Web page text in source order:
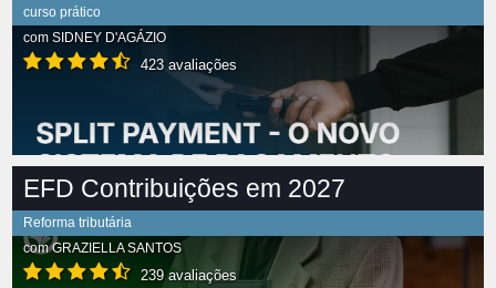
curso prático
com SIDNEY D'AGÁZIO
423 avaliações
EFD Contribuições em 2027
Reforma tributária
comGRAZIELLA SANTOS
239 avaliações